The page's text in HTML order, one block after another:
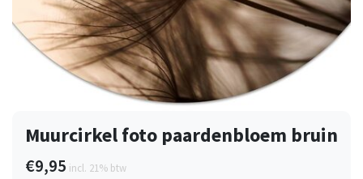
Muurcirkel foto paardenbloem bruin
€9,95 incl. 21% btw